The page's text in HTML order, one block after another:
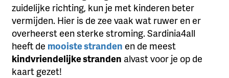
zuidelijke richting, kun je met kinderen beter
vermijden. Hier is de zee vaak wat ruwer en er
overheerst een sterke stroming. Sardinia4all
heeft de mooiste stranden en de meest
kindvriendelijke stranden alvast voor je op de
kaart gezet!